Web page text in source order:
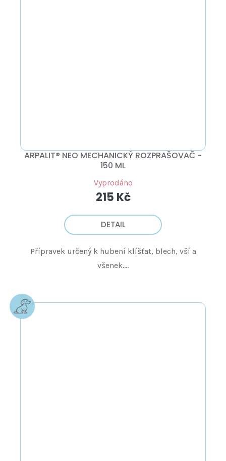
ARPALIT® NEO MECHANICKÝ ROZPRAŠOVAČ -
150 ML
Vyprodáno
215 Kč
DETAIL
Přípravek určený k hubení klíšťat, blech, vší a
všenek....